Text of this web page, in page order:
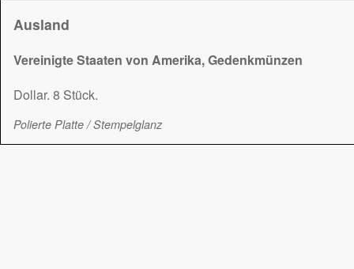
Ausland
Vereinigte Staaten von Amerika, Gedenkmünzen
Dollar. 8 Stück.
Polierte Platte / Stempelglanz